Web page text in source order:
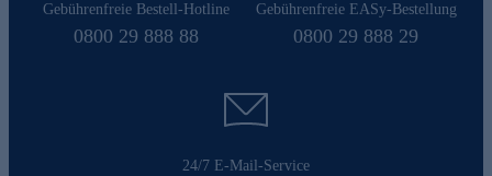
Gebührenfreie Bestell-Hotline
0800 29 888 88
Gebührenfreie EASy-Bestellung
0800 29 888 29
24/7 E-Mail-Service